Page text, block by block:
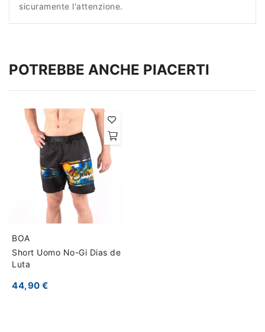
sicuramente l'attenzione.
POTREBBE ANCHE PIACERTI
BOA
Short Uomo No-Gi Dias de
Luta
44,90 €